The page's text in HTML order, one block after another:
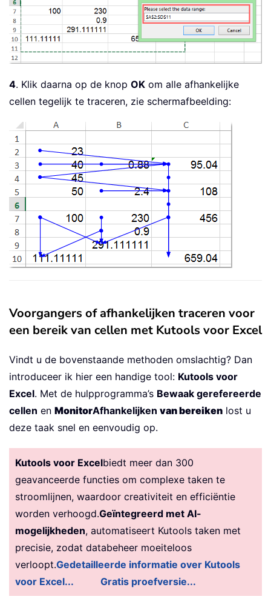
4. Klik daarna op de knop OK om alle afhankelijke
cellen tegelijk te traceren, zie schermafbeelding:
Voorgangers of afhankelijken traceren voor
een bereik van cellen met Kutools voor Excel
Vindt u de bovenstaande methoden omslachtig? Dan
introduceer ik hier een handige tool: Kutools voor
Excel. Met de hulpprogramma’s Bewaak gerefereerde
cellen en MonitorAfhankelijken van bereiken lost u
deze taak snel en eenvoudig op.
Kutools voor Excelbiedt meer dan 300
geavanceerde functies om complexe taken te
stroomlijnen, waardoor creativiteit en efficiëntie
worden verhoogd.Geïntegreerd met AI-
mogelijkheden, automatiseert Kutools taken met
precisie, zodat databeheer moeiteloos
verloopt.Gedetailleerde informatie over Kutools
voor Excel...
Gratis proefversie...